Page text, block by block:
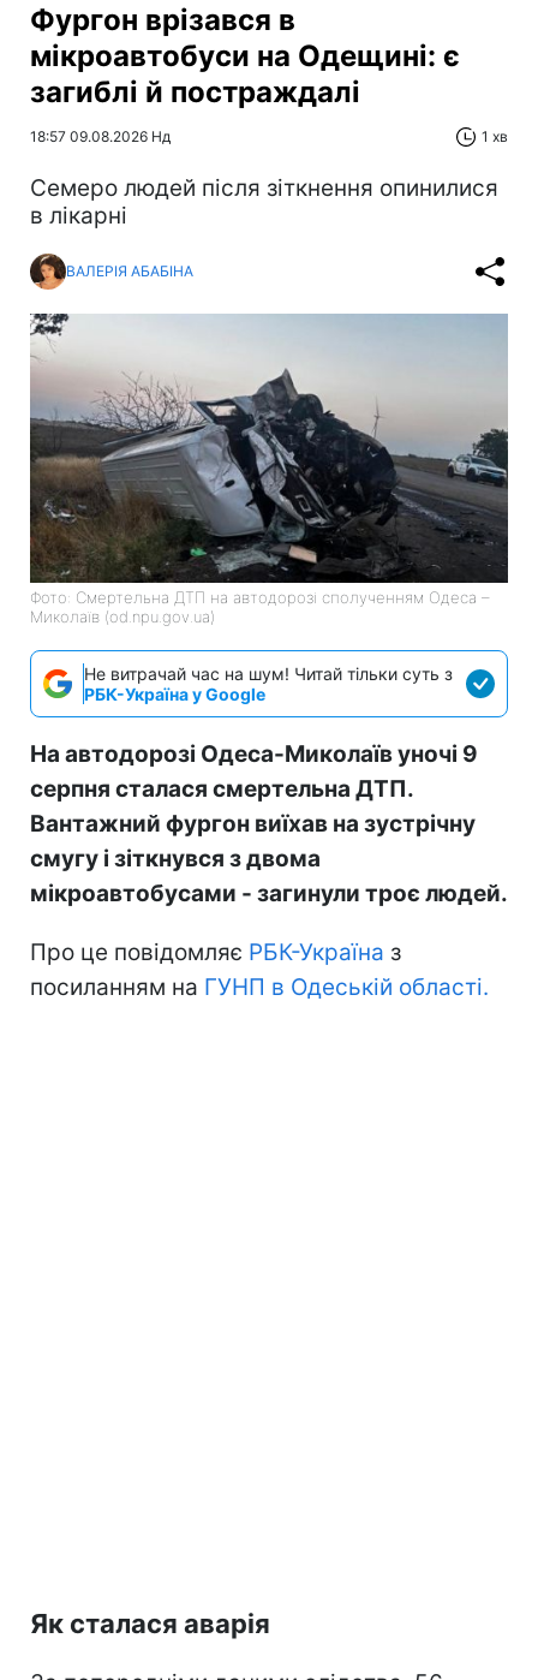
Фургон врізався в
мікроавтобуси на Одещині: є
загиблі й постраждалі
18:57 09.08.2026 Нд 1 хв
Cемеро людей після зіткнення опинилися
в лікарні
ВАЛЕРІЯ АБАБІНА
Фото: Смертельна ДТП на автодорозі сполученням Одеса –
Миколаїв (od.npu.gov.ua)
Не витрачай час на шум! Читай тільки суть з
РБК-Україна у Google
На автодорозі Одеса-Миколаїв уночі 9
серпня сталася смертельна ДТП.
Вантажний фургон виїхав на зустрічну
смугу і зіткнувся з двома
мікроавтобусами - загинули троє людей.
Про це повідомляє РБК-Україна з
посиланням на ГУНП в Одеській області.
Як сталася аварія